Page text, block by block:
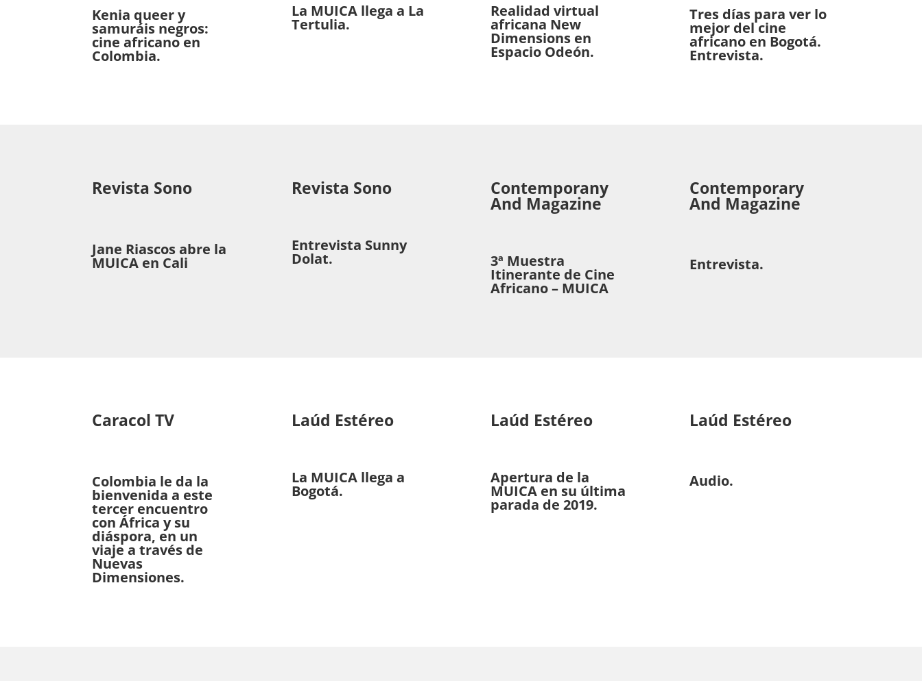
Kenia queer y
samuráis negros:
cine africano en
Colombia.
La MUICA llega a La
Tertulia.
Realidad virtual
africana New
Dimensions en
Espacio Odeón.
Tres días para ver lo
mejor del cine
africano en Bogotá.
Entrevista.
Revista Sono
Jane Riascos abre la
MUICA en Cali
Revista Sono
Entrevista Sunny
Dolat.
Contemporany
And Magazine
3ª Muestra
Itinerante de Cine
Africano – MUICA
Contemporary
And Magazine
Entrevista.
Caracol TV
Colombia le da la
bienvenida a este
tercer encuentro
con África y su
diáspora, en un
viaje a través de
Nuevas
Dimensiones.
Laúd Estéreo
La MUICA llega a
Bogotá.
Laúd Estéreo
Apertura de la
MUICA en su última
parada de 2019.
Laúd Estéreo
Audio.